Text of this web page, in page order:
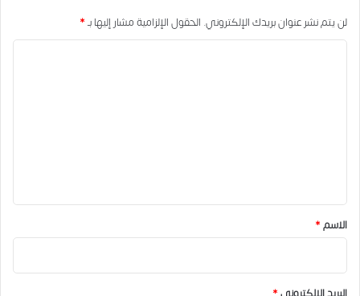
لن يتم نشر عنوان بريدك الإلكتروني. الحقول الإلزامية مشار إليها بـ*
*
الاسم*